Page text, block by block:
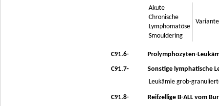
Akute
Chronische
Lymphomatöse
Smouldering
Variante
C91.6-
Prolymphozyten-
C91.7-
Sonstige lymphatische
Leukämie grob-
C91.8-
Reifzellige B-ALL vom